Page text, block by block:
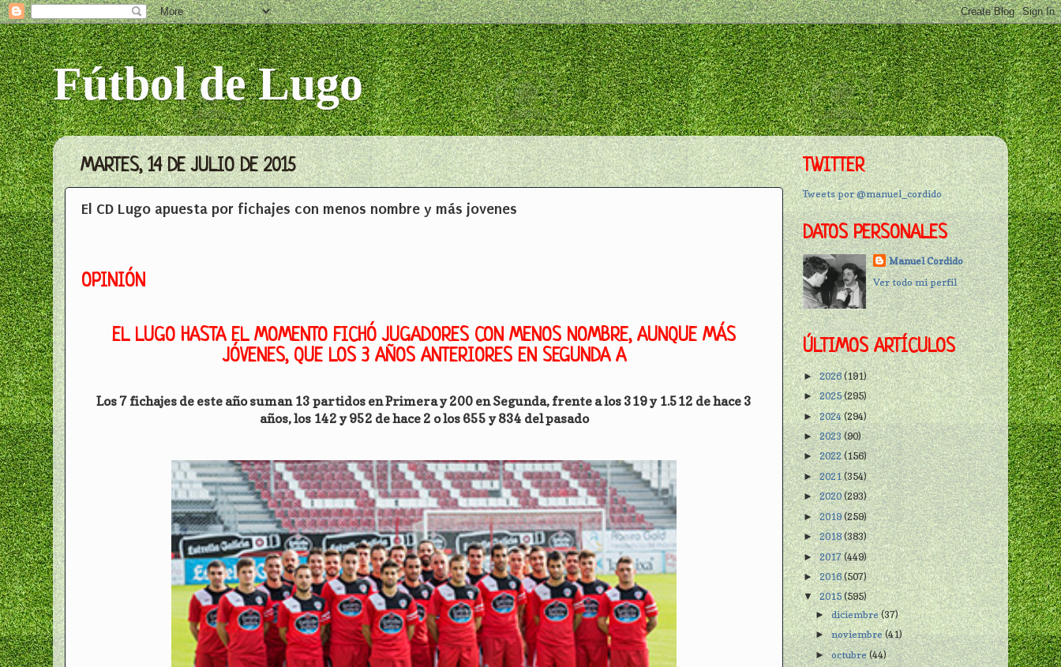
Fútbol de Lugo
MARTES, 14 DE JULIO DE 2015
El CD Lugo apuesta por fichajes con menos nombre y más jovenes
OPINIÓN
EL LUGO HASTA EL MOMENTO FICHÓ JUGADORES CON MENOS NOMBRE, AUNQUE MÁS
JÓVENES, QUE LOS 3 AÑOS ANTERIORES EN SEGUNDA A
Los 7 fichajes de este año suman 13 partidos en Primera y 200 en Segunda, frente a los 319 y 1.512 de hace 3
años, los 142 y 952 de hace 2 o los 655 y 834 del pasado
TWITTER
Tweets por @manuel_cordido
DATOS PERSONALES
Manuel Cordido
Ver todo mi perfil
ÚLTIMOS ARTÍCULOS
►2026(191)
►2025(295)
►2024(294)
►2023(90)
►2022(156)
►2021(354)
►2020(293)
►2019(259)
►2018(383)
►2017(449)
►2016(507)
▼2015(595)
►diciembre(37)
►noviembre(41)
►octubre(44)